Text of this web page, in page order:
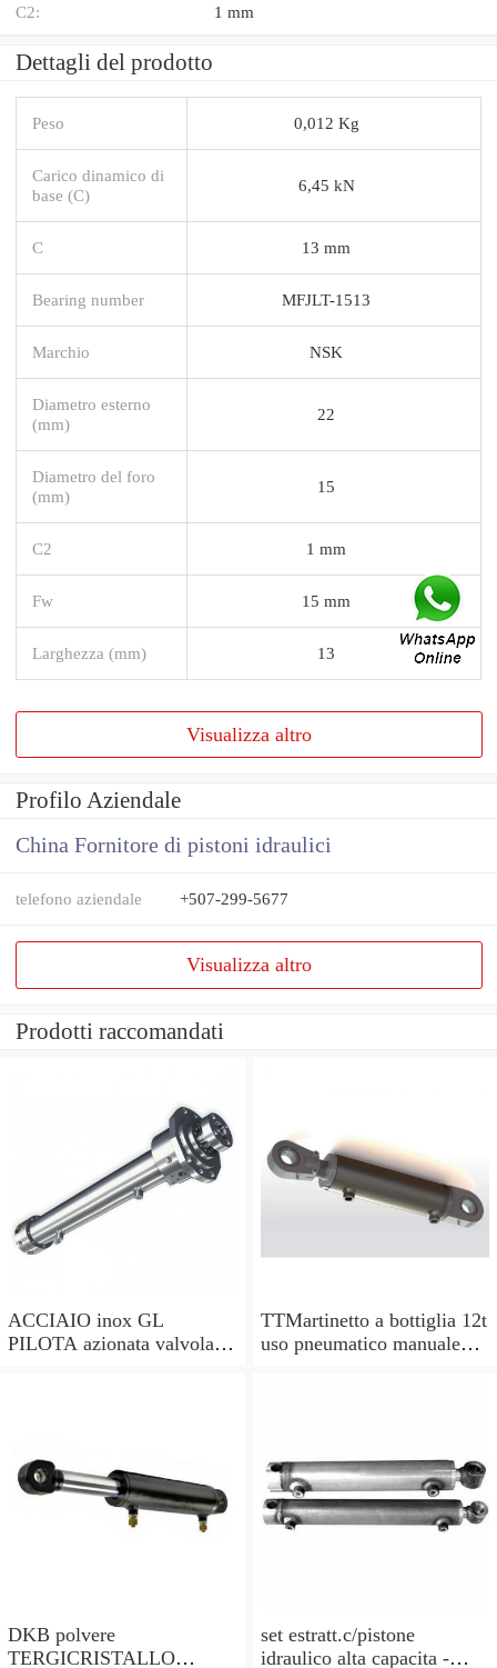
C2: 1 mm
Dettagli del prodotto
Peso 0,012 Kg
Carico dinamico di
base (C)
6,45 kN
C 13 mm
Bearing number MFJLT-1513
Marchio NSK
Diametro esterno
(mm)
22
Diametro del foro
(mm)
15
C2 1 mm
Fw 15 mm
Larghezza (mm) 13
Visualizza altro
Profilo Aziendale
China Fornitore di pistoni idraulici
telefono aziendale +507-299-5677
Visualizza altro
Prodotti raccomandati
ACCIAIO inox GL
PILOTA azionata valvola di
TTMartinetto a bottiglia 12t
uso pneumatico manuale
DKB polvere
TERGICRISTALLO
set estratt.c/pistone
idraulico alta capacita -